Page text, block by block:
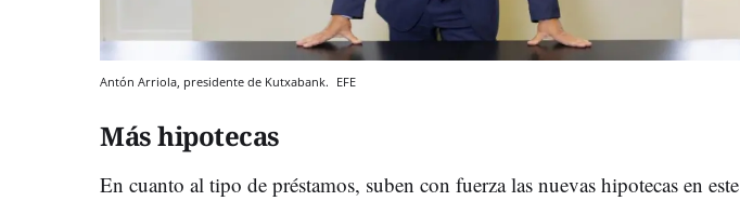
Antón Arriola, presidente de Kutxabank. EFE
Más hipotecas
En cuanto al tipo de préstamos, suben con fuerza las nuevas hipotecas en este